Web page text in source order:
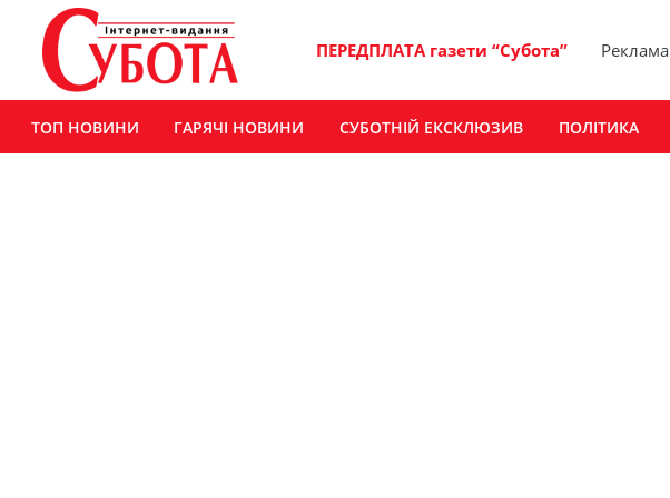
ПЕРЕДПЛАТА газети “Субота” Реклама
ТОП НОВИНИ ГАРЯЧІ НОВИНИ СУБОТНІЙ ЕКСКЛЮЗИВ ПОЛІТИКА